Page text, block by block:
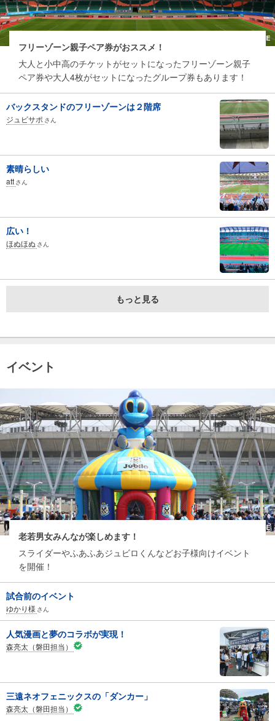
フリーゾーン親子ペア券がおススメ！
大人と小中高のチケットがセットになったフリーゾーン親子
ペア券や大人4枚がセットになったグループ券もあります！
バックスタンドのフリーゾーンは２階席
ジュビサポ さん
素晴らしい
att さん
広い！
ほぬほぬ さん
もっと見る
イベント
老若男女みんなが楽しめます！
スライダーやふあふあジュビロくんなどお子様向けイベント
を開催！
試合前のイベント
ゆかり様 さん
人気漫画と夢のコラボが実現！
森亮太（磐田担当）
三遠ネオフェニックスの「ダンカー」
森亮太（磐田担当）